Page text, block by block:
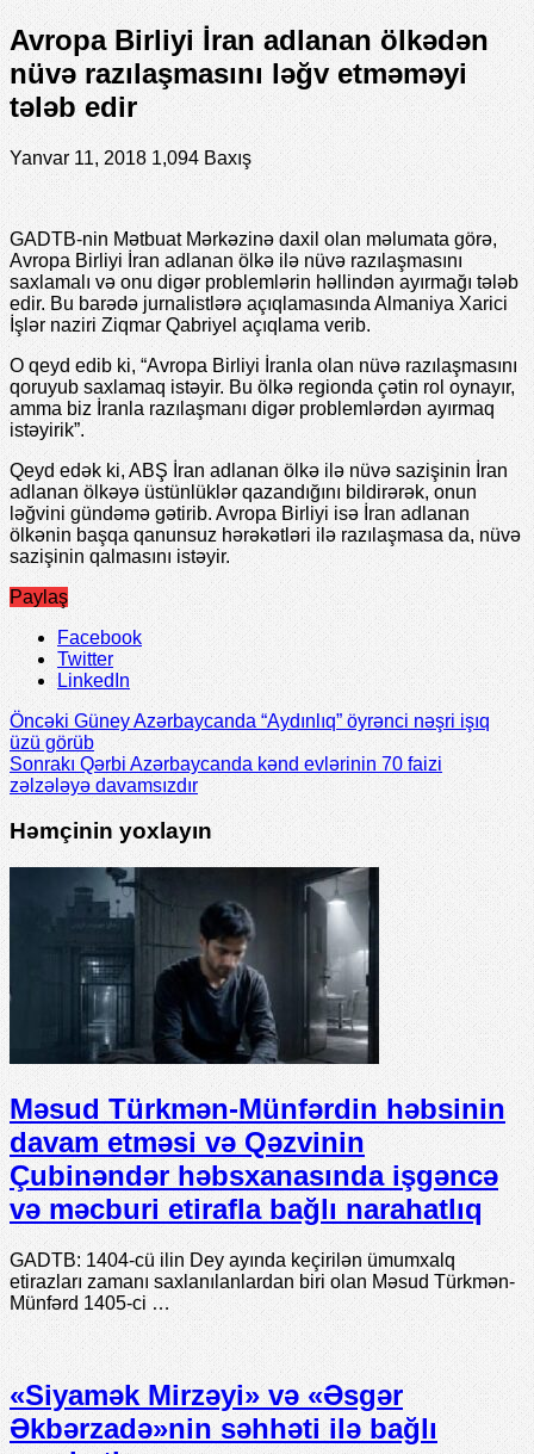
Avropa Birliyi İran adlanan ölkədən
nüvə razılaşmasını ləğv etməməyi
tələb edir
Yanvar 11, 2018 1,094 Baxış
GADTB-nin Mətbuat Mərkəzinə daxil olan məlumata görə,
Avropa Birliyi İran adlanan ölkə ilə nüvə razılaşmasını
saxlamalı və onu digər problemlərin həllindən ayırmağı tələb
edir. Bu barədə jurnalistlərə açıqlamasında Almaniya Xarici
İşlər naziri Ziqmar Qabriyel açıqlama verib.
O qeyd edib ki, “Avropa Birliyi İranla olan nüvə razılaşmasını
qoruyub saxlamaq istəyir. Bu ölkə regionda çətin rol oynayır,
amma biz İranla razılaşmanı digər problemlərdən ayırmaq
istəyirik”.
Qeyd edək ki, ABŞ İran adlanan ölkə ilə nüvə sazişinin İran
adlanan ölkəyə üstünlüklər qazandığını bildirərək, onun
ləğvini gündəmə gətirib. Avropa Birliyi isə İran adlanan
ölkənin başqa qanunsuz hərəkətləri ilə razılaşmasa da, nüvə
sazişinin qalmasını istəyir.
Paylaş
Facebook
Twitter
LinkedIn
ÖncəkiGüney Azərbaycanda “Aydınlıq” öyrənci nəşri işıq
üzü görüb
Sonrakı Qərbi Azərbaycanda kənd evlərinin 70 faizi
zəlzələyə davamsızdır
Həmçinin yoxlayın
Məsud Türkmən-Münfərdin həbsinin
davam etməsi və Qəzvinin
Çubinəndər həbsxanasında işgəncə
və məcburi etirafla bağlı narahatlıq
GADTB: 1404-cü ilin Dey ayında keçirilən ümumxalq
etirazları zamanı saxlanılanlardan biri olan Məsud Türkmən-
Münfərd 1405-ci …
«Siyamək Mirzəyi» və «Əsgər
Əkbərzadə»nin səhhəti ilə bağlı